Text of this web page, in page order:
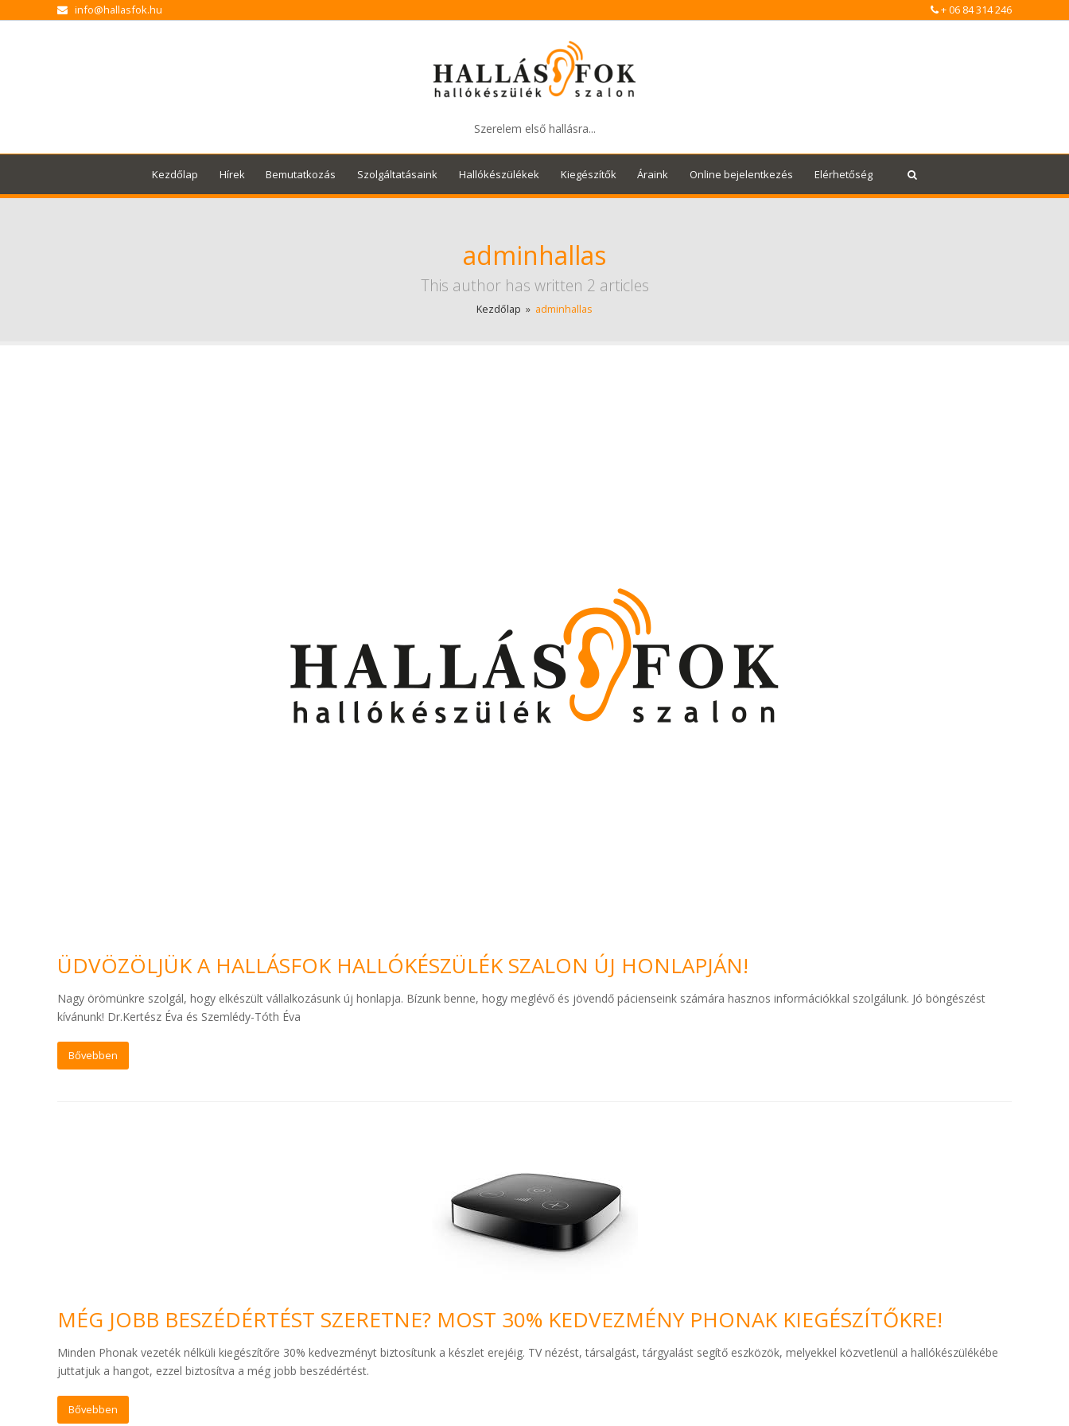
info@hallasfok.hu + 06 84 314 246
Szerelem első hallásra...
Kezdőlap Hírek Bemutatkozás Szolgáltatásaink Hallókészülékek Kiegészítők Áraink Online bejelentkezés Elérhetőség
adminhallas
This author has written 2 articles
Kezdőlap » adminhallas
ÜDVÖZÖLJÜK A HALLÁSFOK HALLÓKÉSZÜLÉK SZALON ÚJ HONLAPJÁN!
Nagy örömünkre szolgál, hogy elkészült vállalkozásunk új honlapja. Bízunk benne, hogy meglévő és jövendő pácienseink számára hasznos információkkal szolgálunk. Jó böngészést
kívánunk! Dr.Kertész Éva és Szemlédy-Tóth Éva
Bővebben
MÉG JOBB BESZÉDÉRTÉST SZERETNE? MOST 30% KEDVEZMÉNY PHONAK KIEGÉSZÍTŐKRE!
Minden Phonak vezeték nélküli kiegészítőre 30% kedvezményt biztosítunk a készlet erejéig. TV nézést, társalgást, tárgyalást segítő eszközök, melyekkel közvetlenül a hallókészülékébe
juttatjuk a hangot, ezzel biztosítva a még jobb beszédértést.
Bővebben